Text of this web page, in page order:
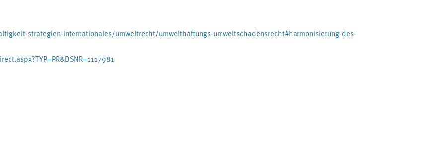
strategien-internationales/umweltrecht/umwelthaftungs-umweltschadensrecht#harmonisierung-des-